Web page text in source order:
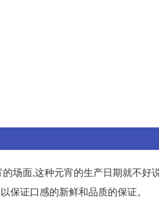
场面,这种元宵的生产日期就不好
保证口感的新鲜和品质的保证。